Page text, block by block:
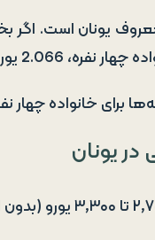
یونان است. اگر
فرد مجرد ۶۰۹ یوور خواهد بود.
2.175 یورو و برای فرد مجرد ۶۱۱ یورو
یونان